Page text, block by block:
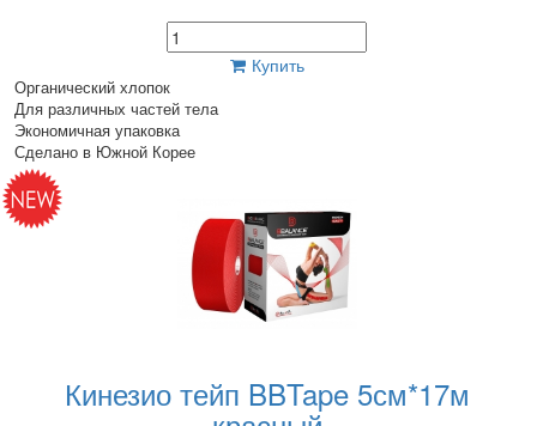
Купить
Органический хлопок
Для различных частей тела
Экономичная упаковка
Сделано в Южной Корее
Кинезио тейп BBTape 5см*17м